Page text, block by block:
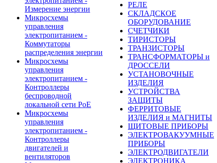
Измерение энергии
Микросхемы
управления
электропитанием -
Коммутаторы
распределения энергии
Микросхемы
управления
электропитанием -
Контроллеры
беспроводной
локальной сети PoE
Микросхемы
управления
электропитанием -
Контроллеры
двигателей и
вентиляторов
РЕЛЕ
СКЛАДСКОЕ
ОБОРУДОВАНИЕ
СЧЕТЧИКИ
ТИРИСТОРЫ
ТРАНЗИСТОРЫ
ТРАНСФОРМАТОРЫ и
ДРОССЕЛИ
УСТАНОВОЧНЫЕ
ИЗДЕЛИЯ
УСТРОЙСТВА
ЗАЩИТЫ
ФЕРРИТОВЫЕ
ИЗДЕЛИЯ и МАГНИТЫ
ЩИТОВЫЕ ПРИБОРЫ
ЭЛЕКТРОВАКУУМНЫЕ
ПРИБОРЫ
ЭЛЕКТРОДВИГАТЕЛИ
ЭЛЕКТРОНИКА